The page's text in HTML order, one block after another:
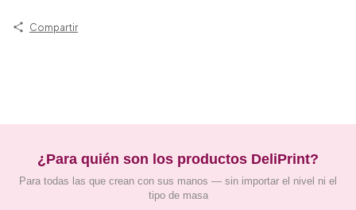
Compartir
¿Para quién son los productos DeliPrint?
Para todas las que crean con sus manos — sin importar el nivel ni el
tipo de masa